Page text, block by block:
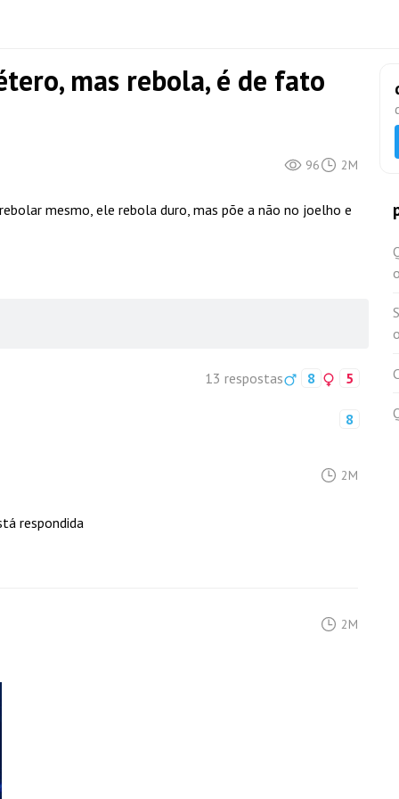
mas rebola, é de fato
96 2M
mesmo, ele rebola duro, mas põe a não no joelho e
13 respostas 8 5
8
2M
respondida
2M